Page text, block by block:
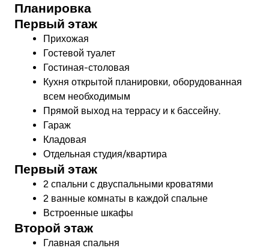
Планировка
Первый этаж
Прихожая
Гостевой туалет
Гостиная-столовая
Кухня открытой планировки, оборудованная
всем необходимым
Прямой выход на террасу и к бассейну.
Гараж
Кладовая
Отдельная студия/квартира
Первый этаж
2 спальни с двуспальными кроватями
2 ванные комнаты в каждой спальне
Встроенные шкафы
Второй этаж
Главная спальня